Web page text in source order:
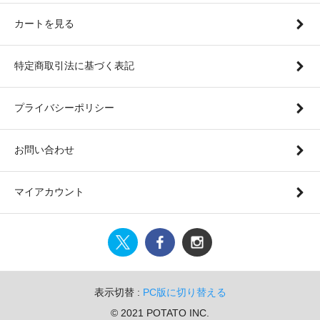
カートを見る
特定商取引法に基づく表記
プライバシーポリシー
お問い合わせ
マイアカウント
表示切替 : PC版に切り替える
© 2021 POTATO INC.